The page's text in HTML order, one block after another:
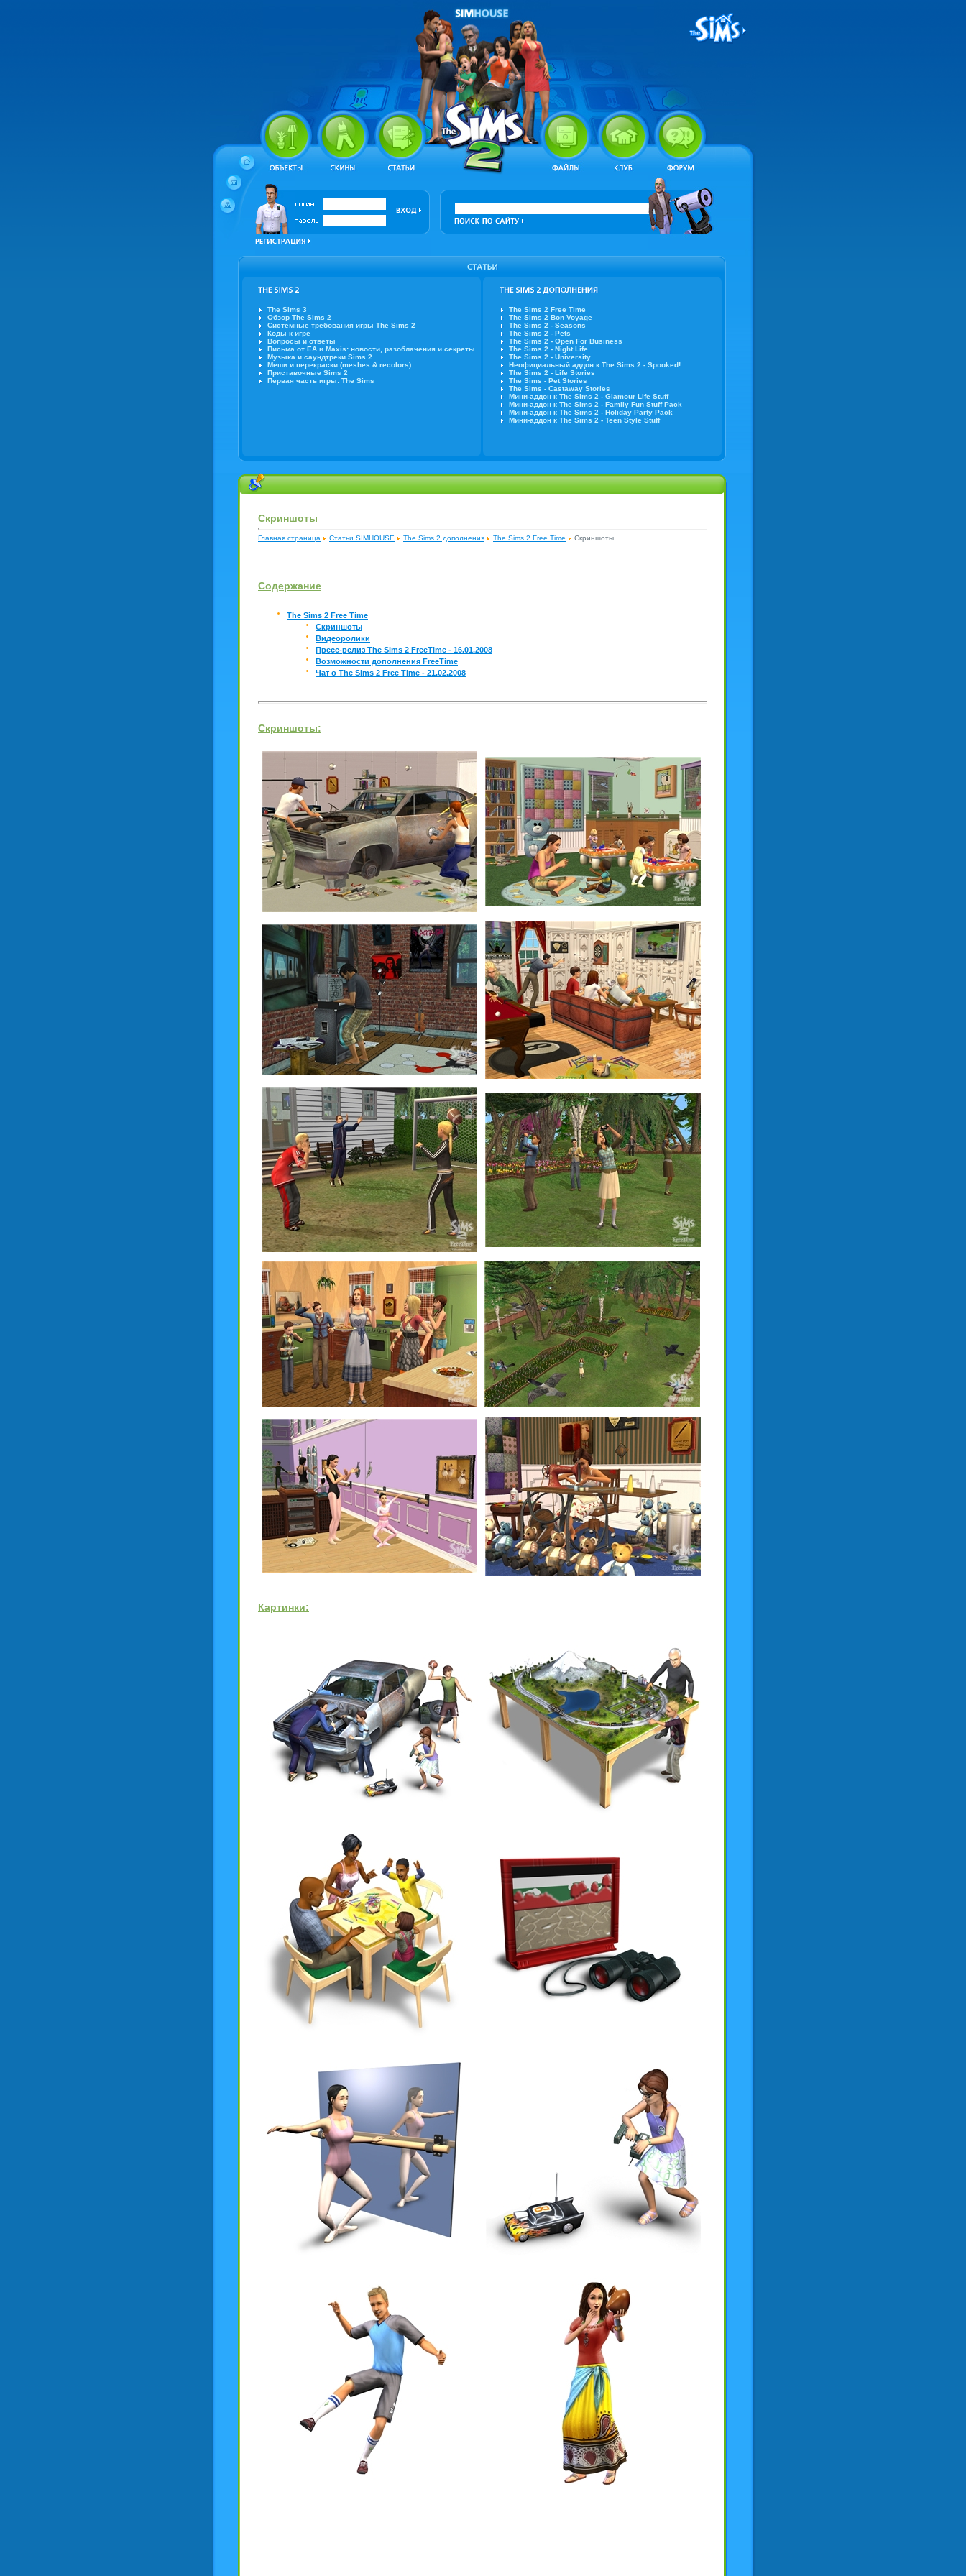
The Sims 3
Обзор The Sims 2
Системные требования игры The Sims 2
Коды к игре
Вопросы и ответы
Письма от EA и Maxis: новости, разоблачения и секреты
Музыка и саундтреки Sims 2
Меши и перекраски (meshes & recolors)
Приставочные Sims 2
Первая часть игры: The Sims
The Sims 2 Free Time
The Sims 2 Bon Voyage
The Sims 2 - Seasons
The Sims 2 - Pets
The Sims 2 - Open For Business
The Sims 2 - Night Life
The Sims 2 - University
Неофициальный аддон к The Sims 2 - Spooked!
The Sims 2 - Life Stories
The Sims - Pet Stories
The Sims - Castaway Stories
Мини-аддон к The Sims 2 - Glamour Life Stuff
Мини-аддон к The Sims 2 - Family Fun Stuff Pack
Мини-аддон к The Sims 2 - Holiday Party Pack
Мини-аддон к The Sims 2 - Teen Style Stuff
Скриншоты
Главная страница Статьи SIMHOUSE The Sims 2 дополнения The Sims 2 Free Time Скриншоты
Содержание
The Sims 2 Free Time
Скриншоты
Видеоролики
Пресс-релиз The Sims 2 FreeTime - 16.01.2008
Возможности дополнения FreeTime
Чат о The Sims 2 Free Time - 21.02.2008
Скриншоты:
Картинки: